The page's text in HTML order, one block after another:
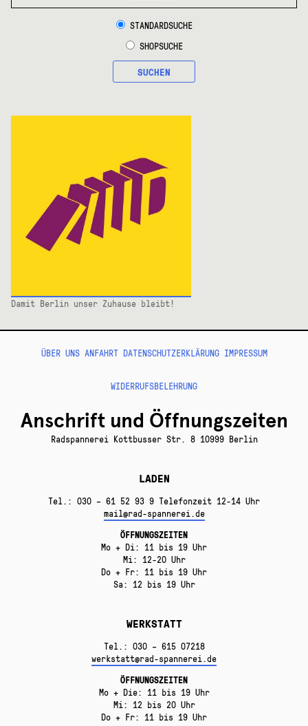
STANDARDSUCHE
SHOPSUCHE
SUCHEN
Damit Berlin unser Zuhause bleibt!
ÜBER UNS ANFAHRT DATENSCHUTZERKLÄRUNG IMPRESSUM
WIDERRUFSBELEHRUNG
Anschrift und Öffnungszeiten
Radspannerei Kottbusser Str. 8 10999 Berlin
LADEN
Tel.: 030 – 61 52 93 9 Telefonzeit 12-14 Uhr
mail@rad-spannerei.de
ÖFFNUNGSZEITEN
Mo + Di: 11 bis 19 Uhr
Mi: 12-20 Uhr
Do + Fr: 11 bis 19 Uhr
Sa: 12 bis 19 Uhr
WERKSTATT
Tel.: 030 – 615 07218
werkstatt@rad-spannerei.de
ÖFFNUNGSZEITEN
Mo + Die: 11 bis 19 Uhr
Mi: 12 bis 20 Uhr
Do + Fr: 11 bis 19 Uhr